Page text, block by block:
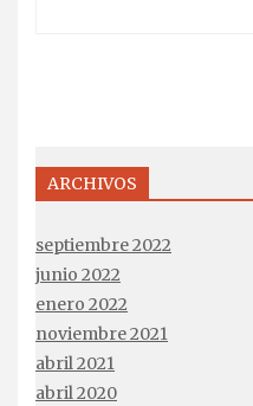
ARCHIVOS
septiembre 2022
junio 2022
enero 2022
noviembre 2021
abril 2021
abril 2020